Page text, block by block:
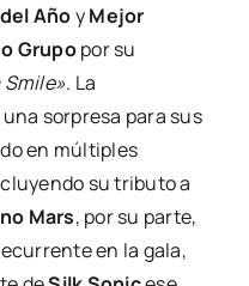
AñoyMejor
Grupopor su
Smile». La
una sorpresa para sus
en múltiples
su tributo a
Mars, por su parte,
en la gala,